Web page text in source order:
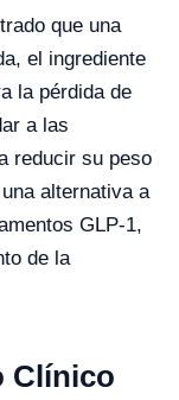
que una
el ingrediente
la pérdida de
a las
reducir su peso
alternativa a
GLP-1,
de la
Clínico